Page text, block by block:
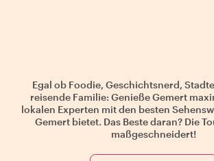
Egal ob Foodie, Geschichtsnerd,
reisende Familie: Genieße Gemert
lokalen Experten mit den besten
Gemert bietet. Das Beste daran? Die
maßgeschneidert!